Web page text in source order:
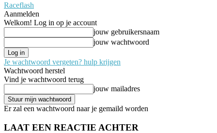
Raceflash
Aanmelden
Welkom! Log in op je account
jouw gebruikersnaam
jouw wachtwoord
Je wachtwoord vergeten? hulp krijgen
Wachtwoord herstel
Vind je wachtwoord terug
jouw mailadres
Er zal een wachtwoord naar je gemaild worden
LAAT EEN REACTIE ACHTER